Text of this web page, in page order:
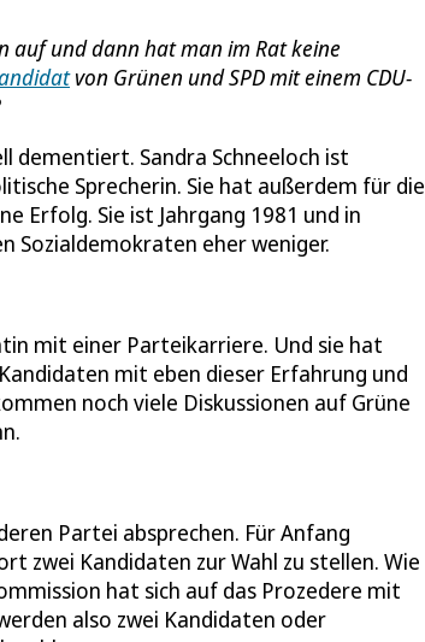
auf und dann hat man im Rat keine
von Grünen und SPD mit einem CDU-
dementiert. Sandra Schneeloch ist
Sprecherin. Sie hat außerdem für die
Erfolg. Sie ist Jahrgang 1981 und in
Sozialdemokraten eher weniger.
mit einer Parteikarriere. Und sie hat
mit eben dieser Erfahrung und
noch viele Diskussionen auf Grüne
Partei absprechen. Für Anfang
zwei Kandidaten zur Wahl zu stellen. Wie
hat sich auf das Prozedere mit
also zwei Kandidaten oder